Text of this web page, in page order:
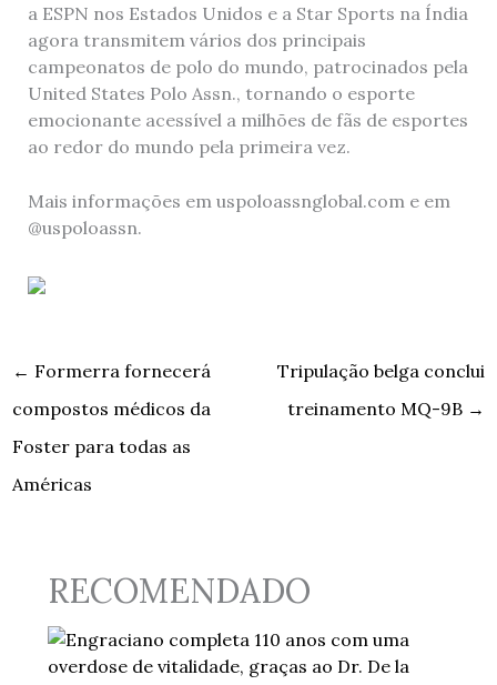
a ESPN nos Estados Unidos e a Star Sports na Índia
agora transmitem vários dos principais
campeonatos de polo do mundo, patrocinados pela
United States Polo Assn., tornando o esporte
emocionante acessível a milhões de fãs de esportes
ao redor do mundo pela primeira vez.
Mais informações em uspoloassnglobal.com e em
@uspoloassn.
← Formerra fornecerá
compostos médicos da
Foster para todas as
Américas
Tripulação belga conclui
treinamento MQ-9B →
RECOMENDADO